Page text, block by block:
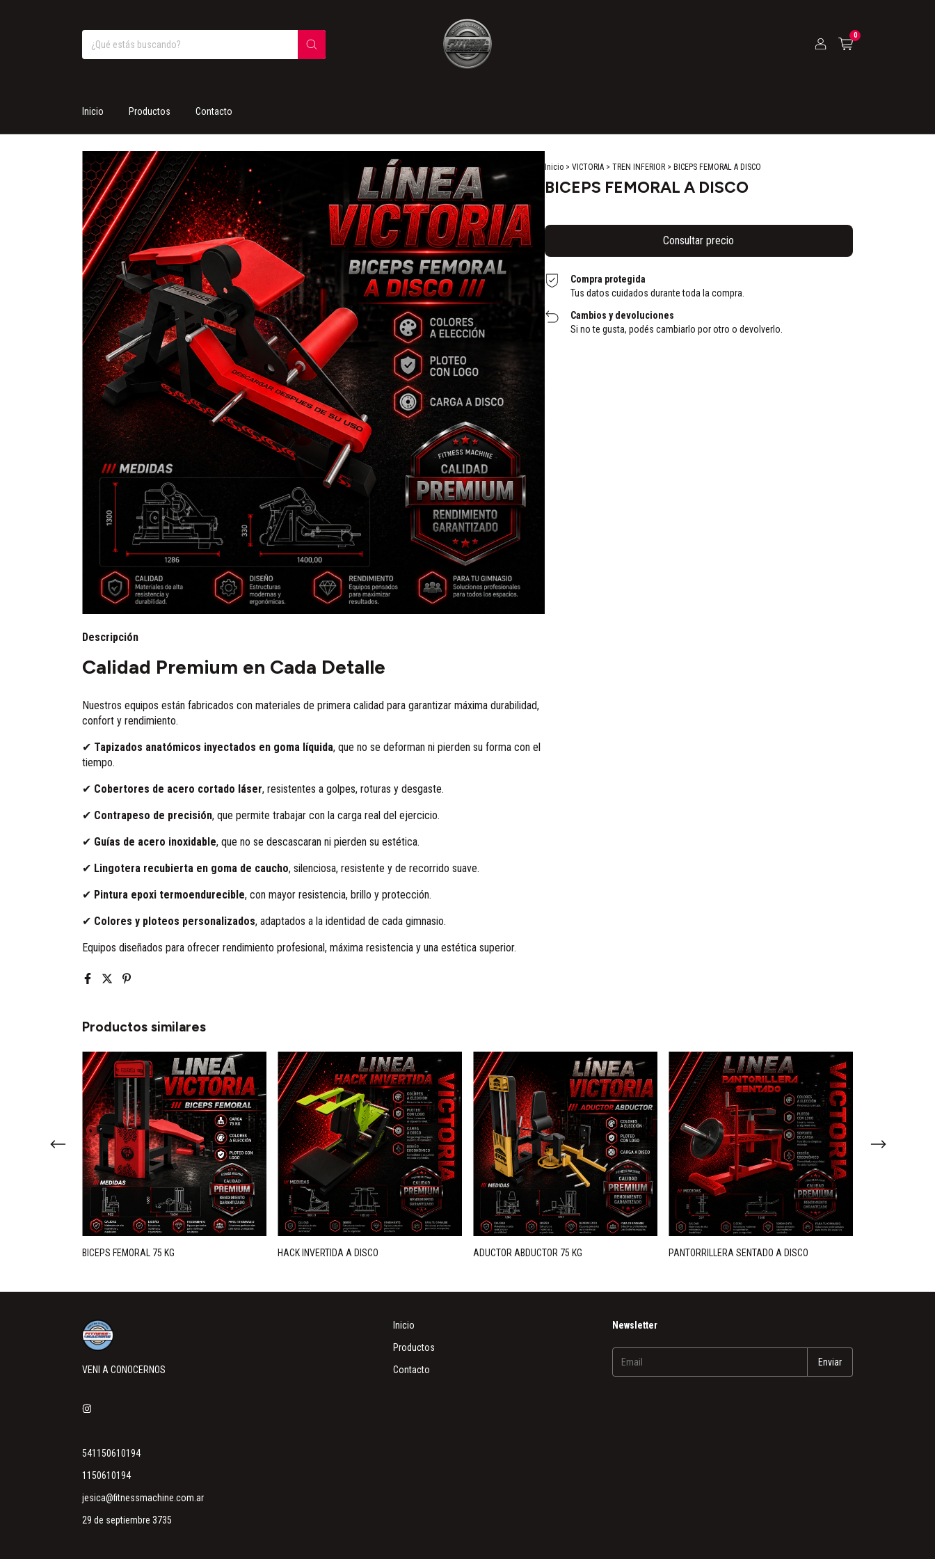
0
Inicio Productos Contacto
Inicio > VICTORIA > TREN INFERIOR > BICEPS FEMORAL A DISCO
BICEPS FEMORAL A DISCO
Compra protegida
Tus datos cuidados durante toda la compra.
Cambios y devoluciones
Si no te gusta, podés cambiarlo por otro o devolverlo.
Descripción
Calidad Premium en Cada Detalle
Nuestros equipos están fabricados con materiales de primera calidad para garantizar máxima durabilidad,
confort y rendimiento.
✔ Tapizados anatómicos inyectados en goma líquida, que no se deforman ni pierden su forma con el
tiempo.
✔ Cobertores de acero cortado láser, resistentes a golpes, roturas y desgaste.
✔ Contrapeso de precisión, que permite trabajar con la carga real del ejercicio.
✔ Guías de acero inoxidable, que no se descascaran ni pierden su estética.
✔ Lingotera recubierta en goma de caucho, silenciosa, resistente y de recorrido suave.
✔ Pintura epoxi termoendurecible, con mayor resistencia, brillo y protección.
✔ Colores y ploteos personalizados, adaptados a la identidad de cada gimnasio.
Equipos diseñados para ofrecer rendimiento profesional, máxima resistencia y una estética superior.
Productos similares
BICEPS FEMORAL 75 KG HACK INVERTIDA A DISCO ADUCTOR ABDUCTOR 75 KG PANTORRILLERA SENTADO A DISCO
VENI A CONOCERNOS
541150610194
1150610194
jesica@fitnessmachine.com.ar
29 de septiembre 3735
Inicio
Productos
Contacto
Newsletter